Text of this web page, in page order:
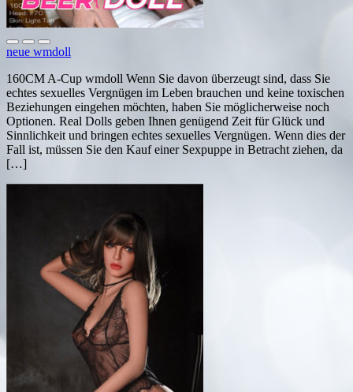
neue wmdoll
160CM A-Cup wmdoll Wenn Sie davon überzeugt sind, dass Sie
echtes sexuelles Vergnügen im Leben brauchen und keine toxischen
Beziehungen eingehen möchten, haben Sie möglicherweise noch
Optionen. Real Dolls geben Ihnen genügend Zeit für Glück und
Sinnlichkeit und bringen echtes sexuelles Vergnügen. Wenn dies der
Fall ist, müssen Sie den Kauf einer Sexpuppe in Betracht ziehen, da
[…]